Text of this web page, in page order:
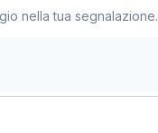
nella tua segnalazione.